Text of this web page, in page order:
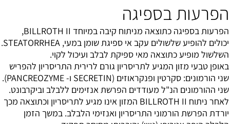
הפרעות בספיגה
הפרעות בספיגה כתוצאה מניתוח קיבה במיוחד BILLROTH II,
יכולים להופיע שלשולים עקב אי ספיגת שומן במעי, STEATORRHEA.
השלשול מופיע כתוצאה מאי ספיקת לבלב ועיכול לקוי.
באופן טבעי מזון המגיע לתריסריון גורם לרירית התריסריון להפריש
שני הורמונים: סקרטין ופנקראוזים (SECRETIN ו- PANCREOZYME).
שני ההורמונים הנ"ל מעודדים הפרשת אנזימים ללבלב וביקרבונט.
לאחר ניתוח BILLROTH II המזון אינו מגיע לתריסריון וכתוצאה מכך
יורדת הפרשת הורמוני התריסריון ואנזימי הלבלב. במשך הזמן